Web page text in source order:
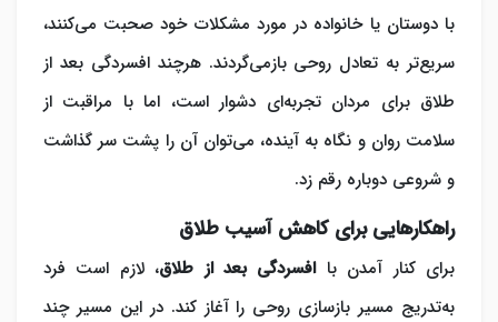
با دوستان یا خانواده در مورد مشکلات خود صحبت می‌کنند،
سریع‌تر به تعادل روحی بازمی‌گردند. هرچندافسردگی بعد از
طلاق برای مردان تجربه‌ای دشوار است، اما با مراقبت از
سلامت روان و نگاه به آینده، می‌توان آن را پشت سر گذاشت
و شروعی دوباره رقم زد.
راهکارهایی برای کاهش آسیب طلاق
برای کنار آمدن باافسردگی بعد از طلاق، لازم است فرد
به‌تدریج مسیر بازسازی روحی را آغاز کند. در این مسیر چند